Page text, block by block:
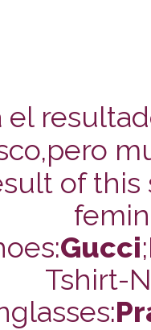
el
of
Gucci
Tshirt-